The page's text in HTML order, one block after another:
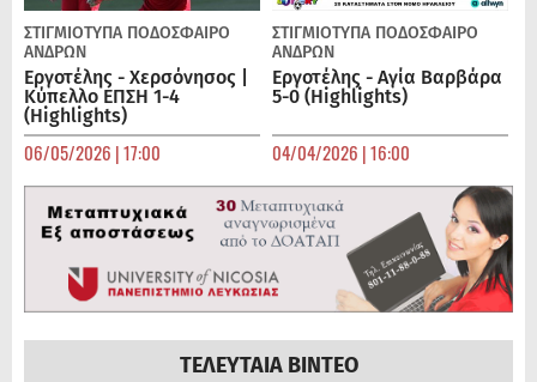
ΣΤΙΓΜΙΟΤΥΠΑ ΠΟΔΌΣΦΑΙΡΟ
ΑΝΔΡΏΝ
Εργοτέλης - Χερσόνησος |
Κύπελλο ΕΠΣΗ 1-4
(Highlights)
06/05/2026 | 17:00
ΣΤΙΓΜΙΟΤΥΠΑ ΠΟΔΌΣΦΑΙΡΟ
ΑΝΔΡΏΝ
Εργοτέλης - Αγία Βαρβάρα
5-0 (Highlights)
04/04/2026 | 16:00
ΤΕΛΕΥΤΑΙΑ ΒΙΝΤΕΟ